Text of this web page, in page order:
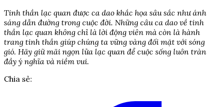
Tinh thần lạc quan được ca dao khắc họa sâu sắc như ánh
sáng dẫn đường trong cuộc đời. Những câu ca dao về tinh
thần lạc quan không chỉ là lời động viên mà còn là hành
trang tinh thần giúp chúng ta vững vàng đối mặt với sóng
gió. Hãy giữ mãi ngọn lửa lạc quan để cuộc sống luôn tràn
đầy ý nghĩa và niềm vui.
Chia sẻ: